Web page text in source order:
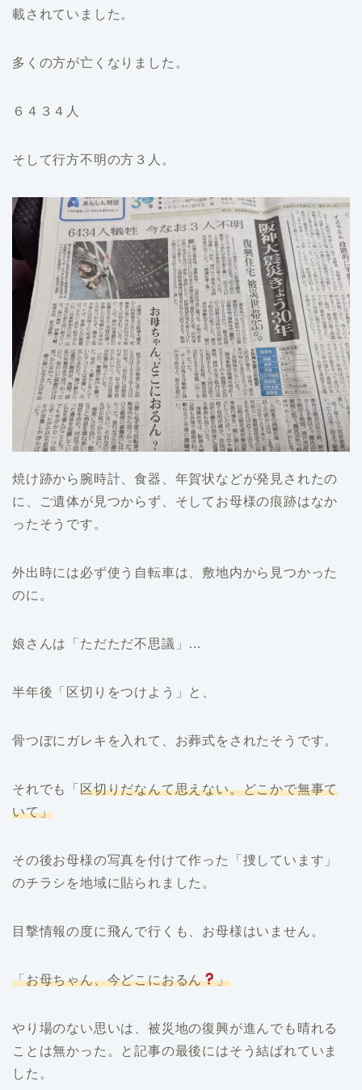
載されていました。
多くの方が亡くなりました。
６４３４人
そして行方不明の方３人。
焼け跡から腕時計、食器、年賀状などが発見されたの
に、ご遺体が見つからず、そしてお母様の痕跡はなか
ったそうです。
外出時には必ず使う自転車は、敷地内から見つかった
のに。
娘さんは「ただただ不思議」…
半年後「区切りをつけよう」と、
骨つぼにガレキを入れて、お葬式をされたそうです。
それでも「 区切りだなんて思えない。どこかで無事て
いて」
その後お母様の写真を付けて作った「捜しています」
のチラシを地域に貼られました。
目撃情報の度に飛んで行くも、お母様はいません。
「お母ちゃん、今どこにおるん 」
やり場のない思いは、被災地の復興が進んでも晴れる
ことは無かった。と記事の最後にはそう結ばれていま
した。